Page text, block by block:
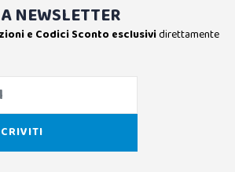
NEWSLETTER
e Codici Sconto esclusividirettamente